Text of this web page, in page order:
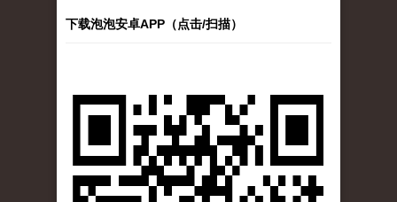
下载泡泡安卓APP（点击/扫描）